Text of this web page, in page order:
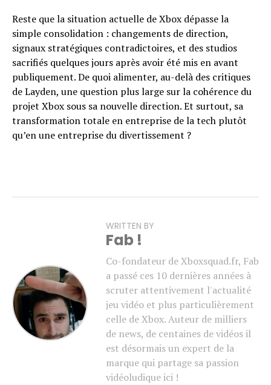
Reste que la situation actuelle de Xbox dépasse la
simple consolidation : changements de direction,
signaux stratégiques contradictoires, et des studios
sacrifiés quelques jours après avoir été mis en avant
publiquement. De quoi alimenter, au-delà des critiques
de Layden, une question plus large sur la cohérence du
projet Xbox sous sa nouvelle direction. Et surtout, sa
transformation totale en entreprise de la tech plutôt
qu’en une entreprise du divertissement ?
WRITTEN BY
Fab !
Co-fondateur de Xboxsquad.fr, Fab
a passé ces 10 dernières années à
scruter attentivement l'actualité
jeu vidéo et plus particulièrement
celle de Xbox. Auteur de milliers
de news, de centaines de vidéos il
est désormais un expert de la
marque qui partage sa passion
vidéoludique ici !